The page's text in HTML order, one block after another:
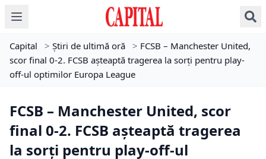
Capital > Știri de ultimă oră > FCSB – Manchester United,
scor final 0-2. FCSB așteaptă tragerea la sorți pentru play-
off-ul optimilor Europa League
FCSB – Manchester United, scor
final 0-2. FCSB așteaptă tragerea
la sorți pentru play-off-ul